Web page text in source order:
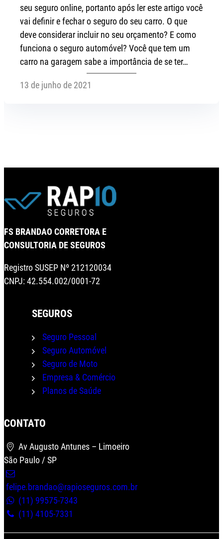
seu seguro online, portanto após ler este artigo você
vai definir e fechar o seguro do seu carro. O que
deve considerar incluir no seu orçamento? E como
funciona o seguro automóvel? Você que tem um
carro na garagem sabe a importância de se ter…
13 de junho de 2021
FS BRANDAO CORRETORA E
CONSULTORIA DE SEGUROS
Registro SUSEP Nº 212120034
CNPJ: 42.554.002/0001-72
SEGUROS
Seguro Pessoal
Seguro Automóvel
Seguro de Moto
Empresa & Comércio
Planos de Saúde
CONTATO
Av Augusto Antunes – Limoeiro
São Paulo / SP
felipe.brandao@rapioseguros.com.br
(11) 99575-7343
(11) 4105-7331